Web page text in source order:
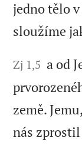
jedno tělo
sloužíme
Zj 1,5 a od
země.
nás